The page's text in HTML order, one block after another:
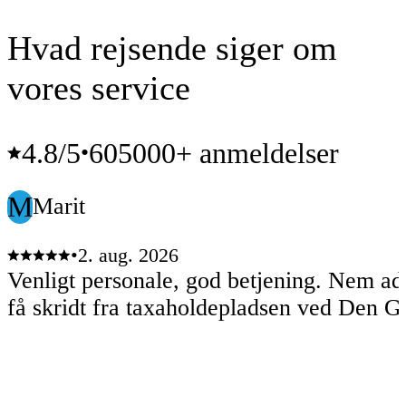
Hvad rejsende siger om
vores service
4.8/5•605000+ anmeldelser
MMarit
•2. aug. 2026
Venligt personale, god betjening. Nem
få skridt fra taxaholdepladsen ved Den